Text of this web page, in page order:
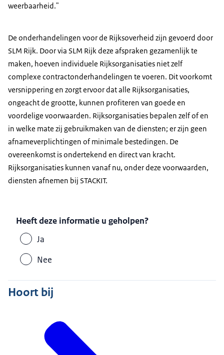
weerbaarheid."
De onderhandelingen voor de Rijksoverheid zijn gevoerd door
SLM Rijk. Door via SLM Rijk deze afspraken gezamenlijk te
maken, hoeven individuele Rijksorganisaties niet zelf
complexe contractonderhandelingen te voeren. Dit voorkomt
versnippering en zorgt ervoor dat alle Rijksorganisaties,
ongeacht de grootte, kunnen profiteren van goede en
voordelige voorwaarden. Rijksorganisaties bepalen zelf of en
in welke mate zij gebruikmaken van de diensten; er zijn geen
afnameverplichtingen of minimale bestedingen. De
overeenkomst is ondertekend en direct van kracht.
Rijksorganisaties kunnen vanaf nu, onder deze voorwaarden,
diensten afnemen bij STACKIT.
Heeft deze informatie u geholpen?
Ja
Nee
Hoort bij